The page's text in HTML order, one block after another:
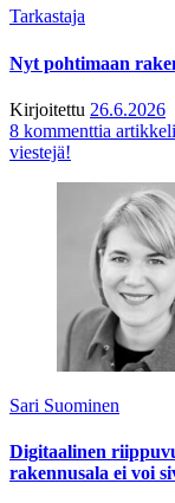
Tarkastaja
Nyt pohtimaan
Kirjoitettu 26.6.2026
8 kommenttia
viestejä!
Sari Suominen
Digitaalinen
rakennusala ei voi